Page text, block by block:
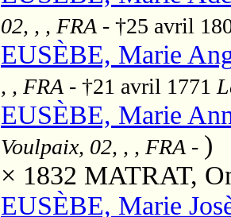
02, , , FRA - †25 avril
EUSÈBE, Marie
, , FRA - †21 avril 1771
EUSÈBE, Marie
Voulpaix, 02, , , FRA - )
× 1832 MATRAT,
EUSÈBE, Marie